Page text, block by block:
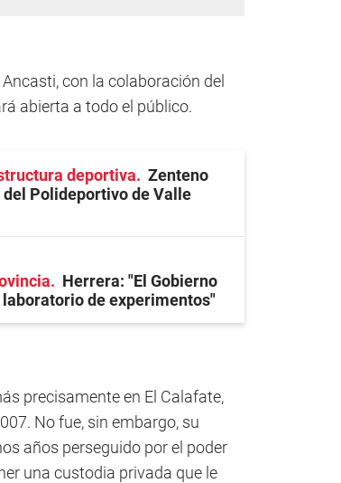
con la colaboración del
abierta a todo el público.
deportiva
Zenteno
Polideportivo de Valle
Herrera: "El Gobierno
de experimentos"
precisamente en El Calafate,
No fue, sin embargo, su
años perseguido por el poder
una custodia privada que le